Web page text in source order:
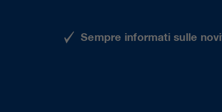
Sempre informati sulle